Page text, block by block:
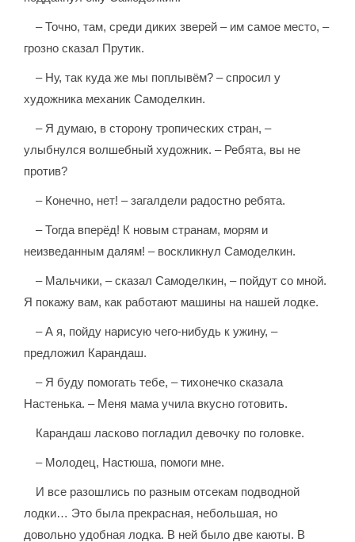
– Точно, там, среди диких зверей – им самое место, –
грозно сказал Прутик.
– Ну, так куда же мы поплывём? – спросил у
художника механик Самоделкин.
– Я думаю, в сторону тропических стран, –
улыбнулся волшебный художник. – Ребята, вы не
против?
– Конечно, нет! – загалдели радостно ребята.
– Тогда вперёд! К новым странам, морям и
неизведанным далям! – воскликнул Самоделкин.
– Мальчики, – сказал Самоделкин, – пойдут со мной.
Я покажу вам, как работают машины на нашей лодке.
– А я, пойду нарисую чего-нибудь к ужину, –
предложил Карандаш.
– Я буду помогать тебе, – тихонечко сказала
Настенька. – Меня мама учила вкусно готовить.
Карандаш ласково погладил девочку по головке.
– Молодец, Настюша, помоги мне.
И все разошлись по разным отсекам подводной
лодки… Это была прекрасная, небольшая, но
довольно удобная лодка. В ней было две каюты. В